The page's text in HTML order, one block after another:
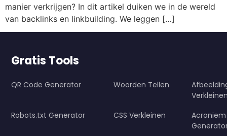
manier verkrijgen? In dit artikel duiken we in de wereld
van backlinks en linkbuilding. We leggen […]
Gratis Tools
QR Code Generator Woorden Tellen
Robots.txt Generator
CSS Verkleinen
Acroniem